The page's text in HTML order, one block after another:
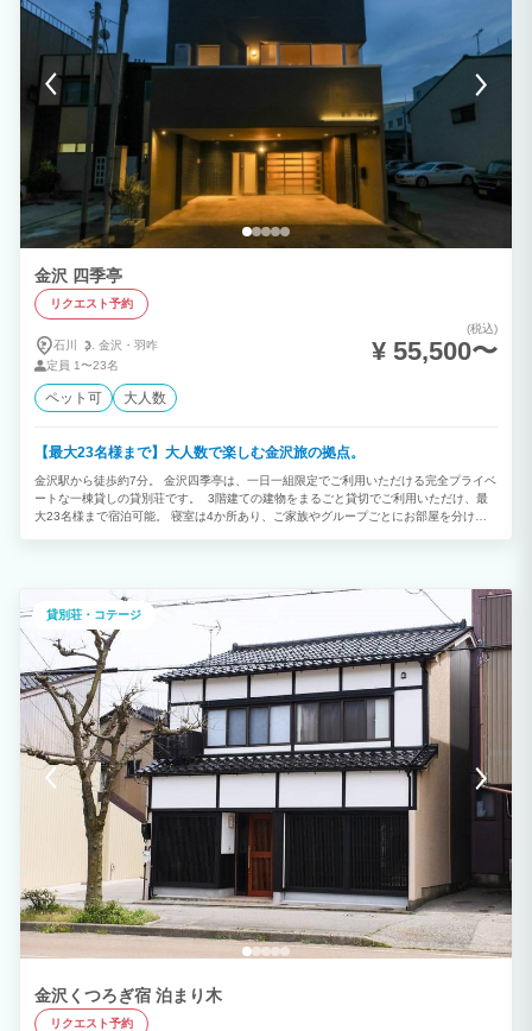
力をお願い申し上げます。 ■皆様のご理解とご協力をお願い申し上げます。
​金沢 四季亭
リクエスト予約
石川 金沢・ 羽咋
定員 1〜23名
(税込)
¥ 55,500〜
ペット可 大人数
【最大23名様まで】大人数で楽しむ金沢旅の拠点。
金沢駅から徒歩約7分。 金沢四季亭は、一日一組限定でご利用いただける完全プライベ
ートな一棟貸しの貸別荘です。 3階建ての建物をまるごと貸切でご利用いただけ、最
大23名様まで宿泊可能。 寝室は4か所あり、ご家族やグループごとにお部屋を分けな
めです。 観光を楽しんだ後は、仲間やご家族とゆったり語らう特別な時間をお過ごし
貸別荘・コテージ
金沢くつろぎ宿 泊まり木
リクエスト予約